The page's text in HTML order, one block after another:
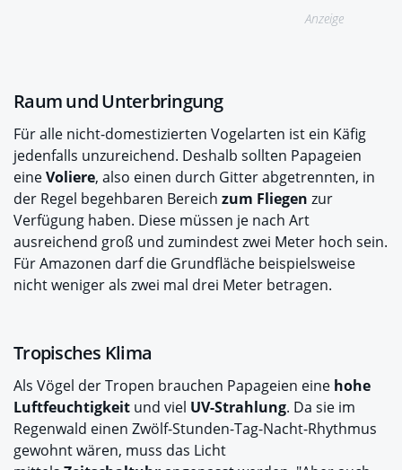
Anzeige
Raum und Unterbringung
Für alle nicht-domestizierten Vogelarten ist ein Käfig
jedenfalls unzureichend. Deshalb sollten Papageien
eineVoliere, also einen durch Gitter abgetrennten, in
der Regel begehbaren Bereich zum Fliegen zur
Verfügung haben. Diese müssen je nach Art
ausreichend groß und zumindest zwei Meter hoch sein.
Für Amazonen darf die Grundfläche beispielsweise
nicht weniger als zwei mal drei Meter betragen.
Tropisches Klima
Als Vögel der Tropen brauchen Papageien eine hohe
Luftfeuchtigkeit und viel UV-Strahlung. Da sie im
Regenwald einen Zwölf-Stunden-Tag-Nacht-Rhythmus
gewohnt wären, muss das Licht